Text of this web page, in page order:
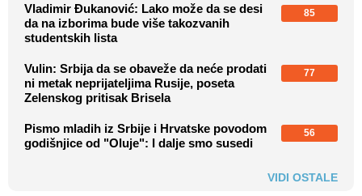
Vladimir Đukanović: Lako može da se desi
da na izborima bude više takozvanih
studentskih lista
85
Vulin: Srbija da se obaveže da neće prodati
ni metak neprijateljima Rusije, poseta
Zelenskog pritisak Brisela
77
Pismo mladih iz Srbije i Hrvatske povodom
godišnjice od "Oluje": I dalje smo susedi
56
VIDI OSTALE